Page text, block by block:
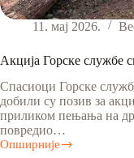
11. мај 2026.
Акција Горске службе
Спасиоци Горске
добили су позив за
приликом пењања на
повредио…
Опширније
Акција